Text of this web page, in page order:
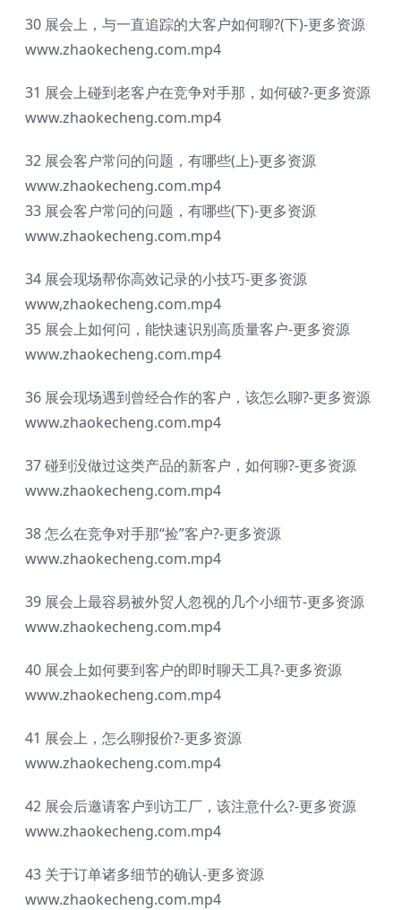
30 展会上，与一直追踪的大客户如何聊?(下)-更多资源
www.zhaokecheng.com.mp4
31 展会上碰到老客户在竞争对手那，如何破?-更多资源
www.zhaokecheng.com.mp4
32 展会客户常问的问题，有哪些(上)-更多资源
www.zhaokecheng.com.mp4
33 展会客户常问的问题，有哪些(下)-更多资源
www.zhaokecheng.com.mp4
34 展会现场帮你高效记录的小技巧-更多资源
www,zhaokecheng.com.mp4
35 展会上如何问，能快速识别高质量客户-更多资源
www.zhaokecheng.com.mp4
36 展会现场遇到曾经合作的客户，该怎么聊?-更多资源
www.zhaokecheng.com.mp4
37 碰到没做过这类产品的新客户，如何聊?-更多资源
www.zhaokecheng.com.mp4
38 怎么在竞争对手那“捡”客户?-更多资源
www.zhaokecheng.com.mp4
39 展会上最容易被外贸人忽视的几个小细节-更多资源
www.zhaokecheng.com.mp4
40 展会上如何要到客户的即时聊天工具?-更多资源
www.zhaokecheng.com.mp4
41 展会上，怎么聊报价?-更多资源
www.zhaokecheng.com.mp4
42 展会后邀请客户到访工厂，该注意什么?-更多资源
www.zhaokecheng.com.mp4
43 关于订单诸多细节的确认-更多资源
www.zhaokecheng.com.mp4